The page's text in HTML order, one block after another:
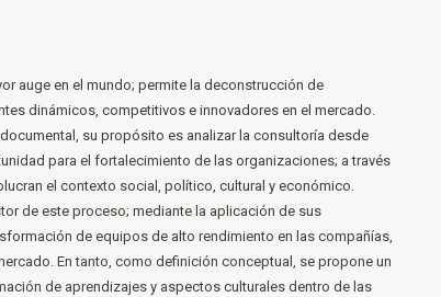
auge en el mundo; permite la deconstrucción de
dinámicos, competitivos e innovadores en el mercado.
su propósito es analizar la consultoría desde
para el fortalecimiento de las organizaciones; a través
el contexto social, político, cultural y económico.
de este proceso; mediante la aplicación de sus
de equipos de alto rendimiento en las compañías,
En tanto, como definición conceptual, se propone un
de aprendizajes y aspectos culturales dentro de las